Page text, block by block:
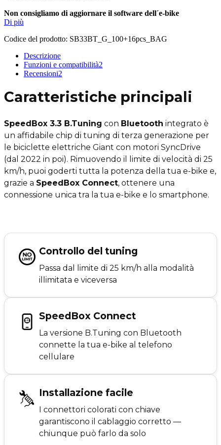
Non consigliamo di aggiornare il software dell´e-bike
Di più
Codice del prodotto: SB33BT_G_100+16pcs_BAG
Descrizione
Funzioni e compatibilità2
Recensioni2
Caratteristiche principali
SpeedBox 3.3 B.Tuning con Bluetooth integrato è
un affidabile chip di tuning di terza generazione per
le biciclette elettriche Giant con motori SyncDrive
(dal 2022 in poi). Rimuovendo il limite di velocità di 25
km/h, puoi goderti tutta la potenza della tua e-bike e,
grazie a SpeedBox Connect, ottenere una
connessione unica tra la tua e-bike e lo smartphone.
Controllo del tuning
Passa dal limite di 25 km/h alla modalità
illimitata e viceversa
SpeedBox Connect
La versione B.Tuning con Bluetooth
connette la tua e-bike al telefono
cellulare
Installazione facile
I connettori colorati con chiave
garantiscono il cablaggio corretto —
chiunque può farlo da solo